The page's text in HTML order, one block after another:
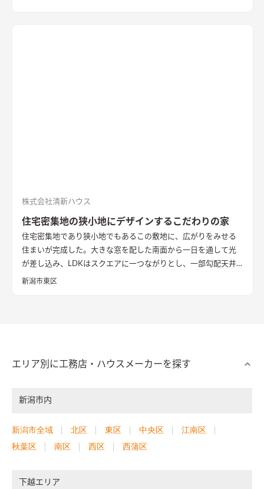
株式会社清新ハウス
住宅密集地の狭小地にデザインするこだわりの家
住宅密集地であり狭小地でもあるこの敷地に、広がりをみせる
住まいが完成した。大きな窓を配した南面から一日を通して光
が差し込み、LDKはスクエアに一つながりとし、一部勾配天井
で縦横にゆったりする仕上げとなった。杉板と中霧島壁で仕上
新潟市東区
エリア別に工務店・ハウスメーカーを探す
新潟市内
新潟市全域 北区 東区 中央区
江南区
秋葉区
南区 西区 西蒲区
下越エリア